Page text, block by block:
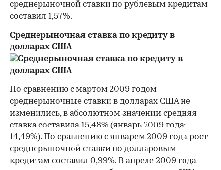
среднерыночной ставки по рублевым кредитам
составил 1,57%.
Среднерыночная ставка по кредиту в
долларах США
По сравнению с мартом 2009 годом
среднерыночные ставки в долларах США не
изменились, в абсолютном значении средняя
ставка составила 15,48% (январь 2009 года:
14,49%). По сравнению с январем 2009 года рост
среднерыночной ставки по долларовым
кредитам составил 0,99%. В апреле 2009 года